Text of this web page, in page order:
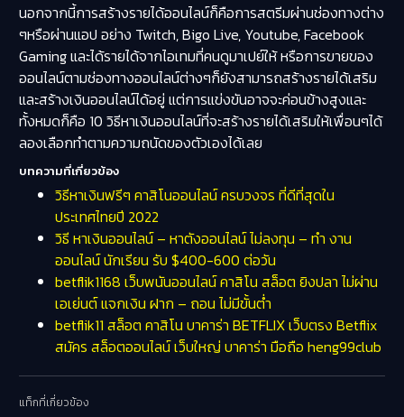
นอกจากนี้การสร้างรายได้ออนไลน์ก็คือการสตรีมผ่านช่องทางต่าง
ๆหรือผ่านแอป อย่าง Twitch, Bigo Live, Youtube, Facebook
Gaming และได้รายได้จากไอเทมที่คนดูมาเปย์ให้ หรือการขายของ
ออนไลน์ตามช่องทางออนไลน์ต่างๆก็ยังสามารถสร้างรายได้เสริม
และสร้างเงินออนไลน์ได้อยู่ แต่การแข่งขันอาจจะค่อนข้างสูงและ
ทั้งหมดก็คือ 10 วิธีหาเงินออนไลน์ที่จะสร้างรายได้เสริมให้เพื่อนๆได้
ลองเลือกทำตามความถนัดของตัวเองได้เลย
บทความที่เกี่ยวข้อง
วิธีหาเงินฟรีๆ คาสิโนออนไลน์ ครบวงจร ที่ดีที่สุดใน
ประเทศไทยปี 2022
วิธี หาเงินออนไลน์ – หาตังออนไลน์ ไม่ลงทุน – ทํา งาน
ออนไลน์ นักเรียน รับ $400-600 ต่อวัน
betflik1168 เว็บพนันออนไลน์ คาสิโน สล็อต ยิงปลา ไม่ผ่าน
เอเย่นต์ แจกเงิน ฝาก – ถอน ไม่มีขั้นต่ำ
betflik11 สล็อต คาสิโน บาคาร่า BETFLIX เว็บตรง Betflix
สมัคร สล็อตออนไลน์ เว็บใหญ่ บาคาร่า มือถือ heng99club
แท็กที่เกี่ยวข้อง